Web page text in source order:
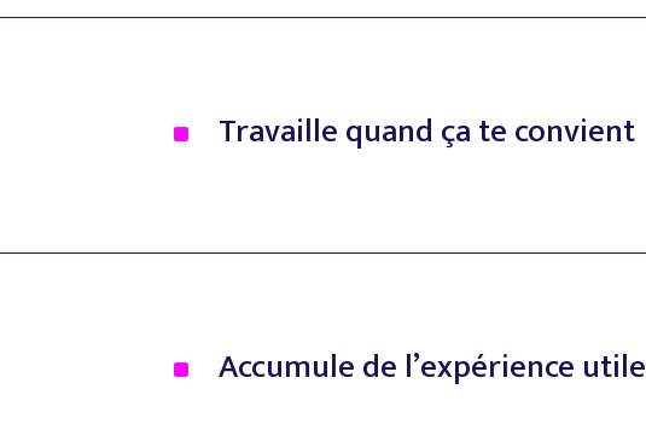
^ Travaillequand çateconvient
^ Accumulede l’expérience utile